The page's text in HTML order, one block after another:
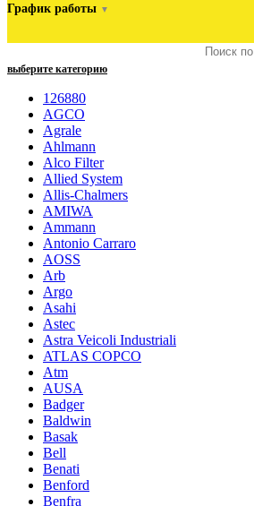
График работы ▼
выберите категорию
126880
AGCO
Agrale
Ahlmann
Alco Filter
Allied System
Allis-Chalmers
AMIWA
Ammann
Antonio Carraro
AOSS
Arb
Argo
Asahi
Astec
Astra Veicoli Industriali
ATLAS COPCO
Atm
AUSA
Badger
Baldwin
Basak
Bell
Benati
Benford
Benfra